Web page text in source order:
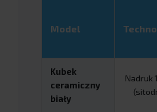
Model
Kubek
ceramiczny
biały
Nadruk